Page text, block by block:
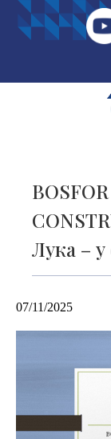
Лука – у
07/11/2025